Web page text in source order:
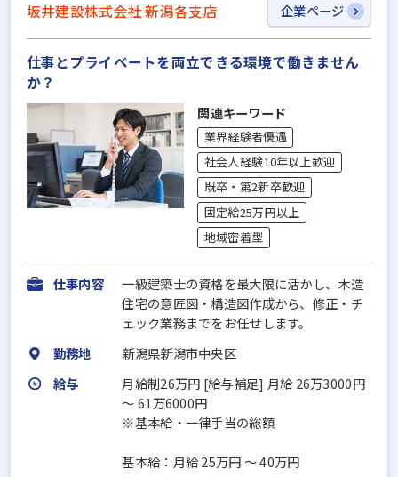
坂井建設株式会社 新潟各支店 企業ページ
仕事とプライベートを両立できる環境で働きません
か？
関連キーワード
業界経験者優遇
社会人経験10年以上歓迎
既卒・第2新卒歓迎
固定給25万円以上
地域密着型
仕事内容
一級建築士の資格を最大限に活かし、木造
住宅の意匠図・構造図作成から、修正・チ
ェック業務までをお任せします。
勤務地
新潟県新潟市中央区
給与
月給制26万円 [給与補足] 月給 26万3000円
〜 61万6000円
※基本給・一律手当の総額
基本給：月給 25万円 〜 40万円